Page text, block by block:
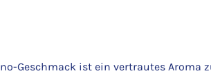
Geschmack ist ein vertrautes Aroma